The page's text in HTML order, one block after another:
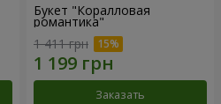
Букет "Коралловая
романтика"
1 411 грн
Заказать